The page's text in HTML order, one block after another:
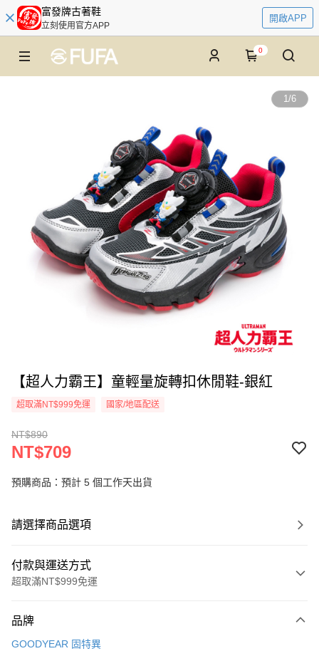
富發牌古著鞋
立刻使用官方APP
開啟APP
0
1/6
【超人力霸王】童輕量旋轉扣休閒鞋-銀紅
超取滿NT$999免運 國家/地區配送
NT$890
NT$709
預購商品：預計 5 個工作天出貨
請選擇商品選項
付款與運送方式
超取滿NT$999免運
信用卡一次付款
品牌
GOODYEAR 固特異